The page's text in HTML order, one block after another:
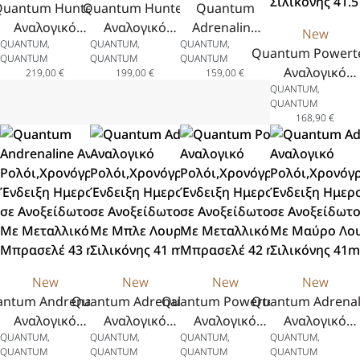
Hunter
Αναλογικό
Ημερομηνίας
43.5 mm
QUANTUM,
QUANTUM
219,00€
Quantum Hunter
Αναλογικό
Ρολόι,Χρονογράφος
με Ένδειξη
με Μαύρο Λουράκι
Σιλικόνης, 44 mm
QUANTUM,
QUANTUM
199,00€
Quantum
Adrenaline
Αναλογικό
Ρολόι με
Ανοξείδωτο
Ατσάλι με
Δίχρωμο
Μεταλλικό
Μπρασελέ,
41 mm
QUANTUM,
QUANTUM
159,00€
New
Quantum
Αναλογικό
Ένδειξη
σε Ανοξείδωτο
Με Πράσινο
Σιλικόνης 41.5
QUANTUM,
QUANTUM
168,90€
New
Andrenaline
Αναλογικό
QUANTUM,
QUANTUM
New
Quantum Adrenaline
Αναλογικό
Ρολόι,Χρονόγραφος,Με
QUANTUM,
QUANTUM
New
Quantum Powertech
Αναλογικό
Ρολόι,Χρονόγραφος,Με
QUANTUM,
QUANTUM
New
Quantum
Αναλογικό
QUANTUM,
QUANTUM